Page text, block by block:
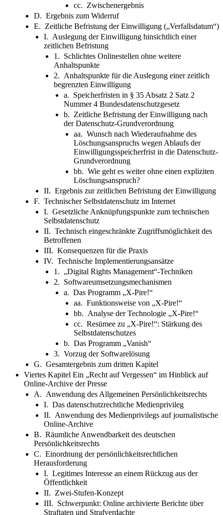
cc. Zwischenergebnis
D. Ergebnis zum Widerruf
E. Zeitliche Befristung der Einwilligung („Verfallsdatum“)
I. Auslegung der Einwilligung hinsichtlich einer
zeitlichen Befristung
1. Schlichtes Onlinestellen ohne weitere
Anhaltspunkte
2. Anhaltspunkte für die Auslegung einer zeitlich
begrenzten Einwilligung
a. Speicherfristen in § 35 Absatz 2 Satz 2
Nummer 4 Bundesdatenschutzgesetz
b. Zeitliche Befristung der Einwilligung nach
der Datenschutz-Grundverordnung
aa. Wunsch nach Wiederaufnahme des
Löschungsanspruchs wegen Ablaufs der
Einwilligungsspeicherfrist in die Datenschutz-
Grundverordnung
bb. Wie geht es weiter ohne einen expliziten
Löschungsanspruch?
II. Ergebnis zur zeitlichen Befristung der Einwilligung
F. Technischer Selbstdatenschutz im Internet
I. Gesetzliche Anknüpfungspunkte zum technischen
Selbstdatenschutz
II. Technisch eingeschränkte Zugriffsmöglichkeit des
Betroffenen
III. Konsequenzen für die Praxis
IV. Technische Implementierungsansätze
1. „Digital Rights Management“-Techniken
2. Softwareumsetzungsmechanismen
a. Das Programm „X-Pire!“
aa. Funktionsweise von „X-Pire!“
bb. Analyse der Technologie „X-Pire!“
cc. Resümee zu „X-Pire!“: Stärkung des
Selbstdatenschutzes
b. Das Programm „Vanish“
3. Vorzug der Softwarelösung
G. Gesamtergebnis zum dritten Kapitel
Viertes Kapitel Ein „Recht auf Vergessen“ im Hinblick auf
Online-Archive der Presse
A. Anwendung des Allgemeinen Persönlichkeitsrechts
I. Das datenschutzrechtliche Medienprivileg
II. Anwendung des Medienprivilegs auf journalistische
Online-Archive
B. Räumliche Anwendbarkeit des deutschen
Persönlichkeitsrechts
C. Einordnung der persönlichkeitsrechtlichen
Herausforderung
I. Legitimes Interesse an einem Rückzug aus der
Öffentlichkeit
II. Zwei-Stufen-Konzept
III. Schwerpunkt: Online archivierte Berichte über
Straftaten und Strafverdachte